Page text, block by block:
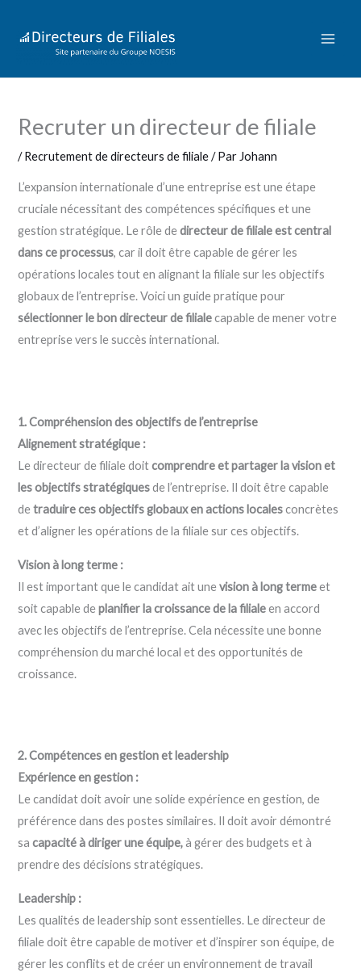
Recruter un directeur de filiale
/Recrutement de directeurs de filiale/ Par Johann
L’expansion internationale d’une entreprise est une étape
cruciale nécessitant des compétences spécifiques et une
gestion stratégique. Le rôle dedirecteur de filiale est central
dans ce processus, car il doit être capable de gérer les
opérations locales tout en alignant la filiale sur les objectifs
globaux de l’entreprise. Voici un guide pratique pour
sélectionner le bon directeur de filialecapable de mener votre
entreprise vers le succès international.
1. Compréhension des objectifs de l’entreprise
Alignement stratégique :
Le directeur de filiale doitcomprendre et partager la vision et
les objectifs stratégiquesde l’entreprise. Il doit être capable
detraduire ces objectifs globaux en actions localesconcrètes
et d’aligner les opérations de la filiale sur ces objectifs.
Vision à long terme :
Il est important que le candidat ait unevision à long termeet
soit capable deplanifier la croissance de la filialeen accord
avec les objectifs de l’entreprise. Cela nécessite une bonne
compréhension du marché local et des opportunités de
croissance.
2. Compétences en gestion et leadership
Expérience en gestion :
Le candidat doit avoir une solide expérience en gestion, de
préférence dans des postes similaires. Il doit avoir démontré
sacapacité à diriger une équipe,à gérer des budgets et à
prendre des décisions stratégiques.
Leadership :
Les qualités de leadership sont essentielles. Le directeur de
filiale doit être capable de motiver et d’inspirer son équipe, de
gérer les conflits et de créer un environnement de travail